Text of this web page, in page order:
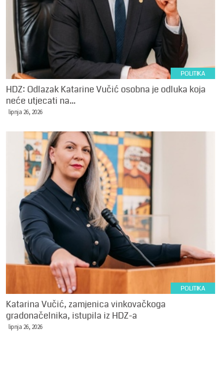
POLITIKA
HDZ: Odlazak Katarine Vučić osobna je odluka koja
neće utjecati na...
lipnja 26, 2026
POLITIKA
Katarina Vučić, zamjenica vinkovačkoga
gradonačelnika, istupila iz HDZ-a
lipnja 26, 2026